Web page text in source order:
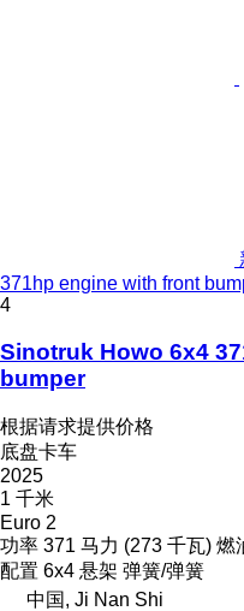
371hp engine with front
4
Sinotruk Howo 6x4
bumper
根据请求提供价格
底盘卡车
2025
1 千米
Euro 2
功率 371 马力 (273 千瓦) 燃
配置 6x4 悬架 弹簧/弹簧
中国, Ji Nan Shi